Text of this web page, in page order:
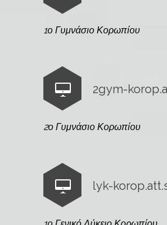
1ο Γυμνάσιο Κορωπίου
2gym-
2ο Γυμνάσιο Κορωπίου
lyk-